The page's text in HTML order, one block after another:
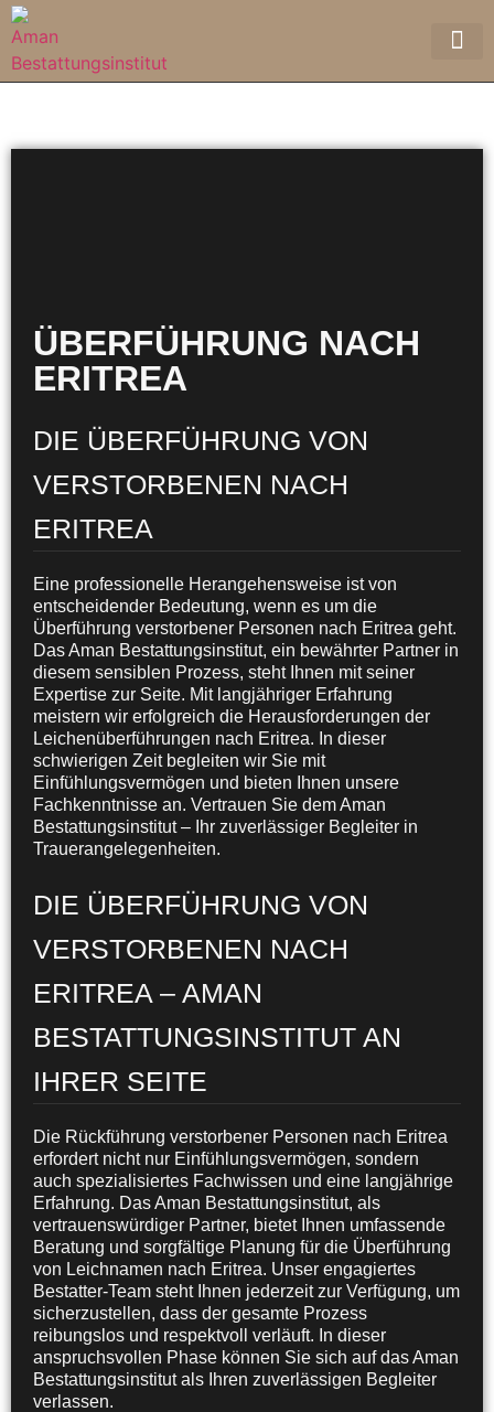
ÜBERFÜHRUNG NACH
ERITREA
DIE ÜBERFÜHRUNG VON
VERSTORBENEN NACH
ERITREA
Eine professionelle Herangehensweise ist von
entscheidender Bedeutung, wenn es um die
Überführung verstorbener Personen nach Eritrea geht.
Das Aman Bestattungsinstitut, ein bewährter Partner in
diesem sensiblen Prozess, steht Ihnen mit seiner
Expertise zur Seite. Mit langjähriger Erfahrung
meistern wir erfolgreich die Herausforderungen der
Leichenüberführungen nach Eritrea. In dieser
schwierigen Zeit begleiten wir Sie mit
Einfühlungsvermögen und bieten Ihnen unsere
Fachkenntnisse an. Vertrauen Sie dem Aman
Bestattungsinstitut – Ihr zuverlässiger Begleiter in
Trauerangelegenheiten.
DIE ÜBERFÜHRUNG VON
VERSTORBENEN NACH
ERITREA – AMAN
BESTATTUNGSINSTITUT AN
IHRER SEITE
Die Rückführung verstorbener Personen nach Eritrea
erfordert nicht nur Einfühlungsvermögen, sondern
auch spezialisiertes Fachwissen und eine langjährige
Erfahrung. Das Aman Bestattungsinstitut, als
vertrauenswürdiger Partner, bietet Ihnen umfassende
Beratung und sorgfältige Planung für die Überführung
von Leichnamen nach Eritrea. Unser engagiertes
Bestatter-Team steht Ihnen jederzeit zur Verfügung, um
sicherzustellen, dass der gesamte Prozess
reibungslos und respektvoll verläuft. In dieser
anspruchsvollen Phase können Sie sich auf das Aman
Bestattungsinstitut als Ihren zuverlässigen Begleiter
verlassen.